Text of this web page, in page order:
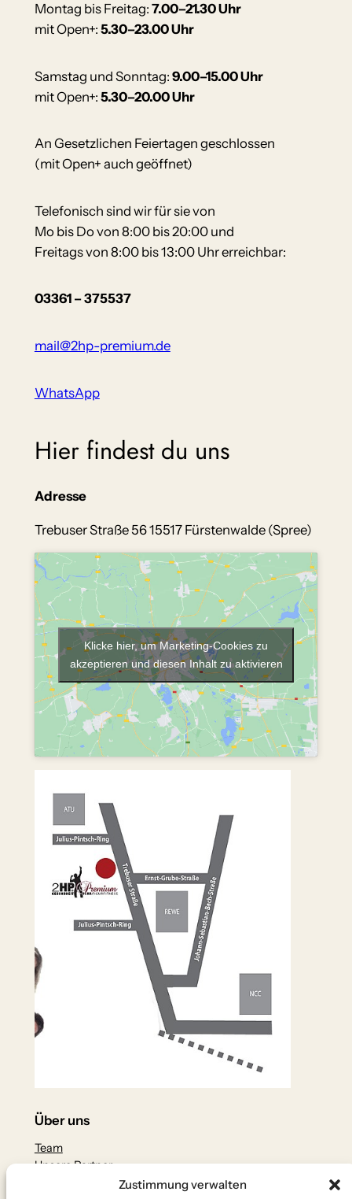
Zustimmung verwalten
Montag bis Freitag: 7.00–21.30 Uhr
mit Open+: 5.30–23.00 Uhr
Samstag und Sonntag: 9.00–15.00 Uhr
mit Open+: 5.30–20.00 Uhr
An Gesetzlichen Feiertagen geschlossen
(mit Open+ auch geöffnet)
Telefonisch sind wir für sie von
Mo bis Do von 8:00 bis 20:00 und
Freitags von 8:00 bis 13:00 Uhr erreichbar:
03361 – 375537
mail@2hp-premium.de
WhatsApp
Hier findest du uns
Adresse
Trebuser Straße 56 15517 Fürstenwalde (Spree)
Klicke hier, um Marketing-Cookies zu
akzeptieren und diesen Inhalt zu aktivieren
Über uns
Team
Unsere Partner